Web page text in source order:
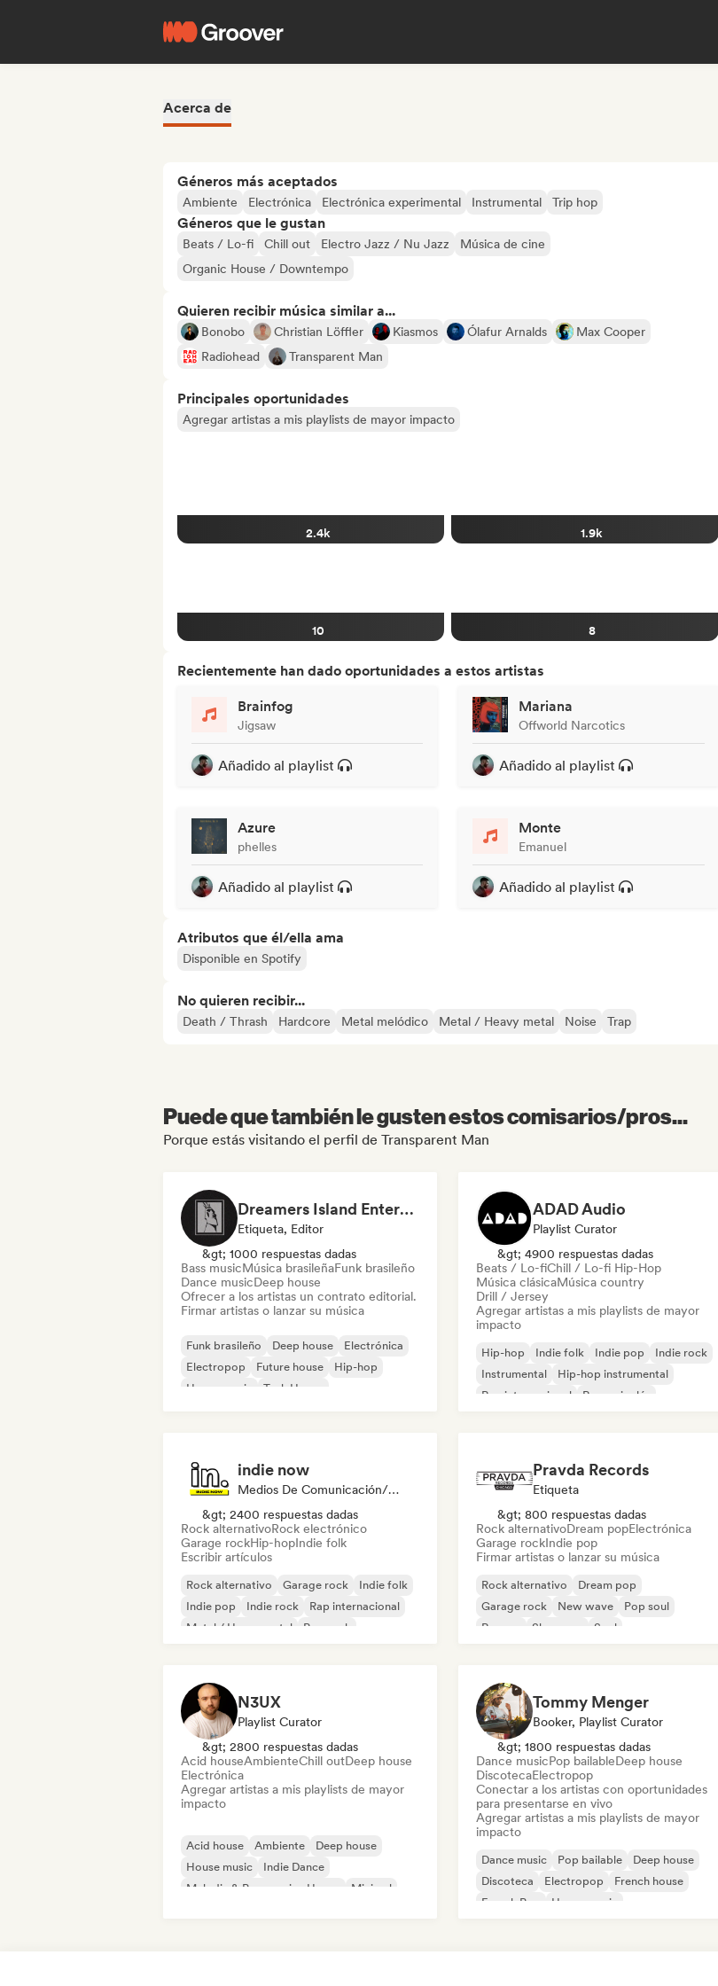
Acerca de
Géneros más aceptados
Ambiente Electrónica Electrónica experimental Instrumental Trip hop
Géneros que le gustan
Beats / Lo-fi Chill out Electro Jazz / Nu Jazz
Música de cine
Organic House / Downtempo
Quieren recibir música similar a...
Bonobo Christian Löffler Kiasmos Ólafur Arnalds
Max Cooper
Radiohead
Transparent Man
Principales oportunidades
Agregar artistas a mis playlists de mayor impacto
2.4k 1.9k
10 8
Recientemente han dado oportunidades a estos artistas
Brainfog
Jigsaw
Añadido al playlist
Mariana
Offworld Narcotics
Añadido al playlist
Azure
phelles
Añadido al playlist
Monte
Emanuel
Añadido al playlist
Atributos que él/ella ama
Disponible en Spotify
No quieren recibir...
Death / Thrash Hardcore Metal melódico Metal / Heavy metal Noise Trap
Puede que también le gusten estos comisarios/pros...
Porque estás visitando el perfil de Transparent Man
Dreamers Island Entertainment
Etiqueta, Editor
&gt; 1000 respuestas dadas
Bass musicMúsica brasileñaFunk brasileño
Dance musicDeep house
Ofrecer a los artistas un contrato editorial.
Firmar artistas o lanzar su música
Funk brasileño Deep house
Electrónica
Electropop
Future house
Hip-hop
House music
Tech House
ADAD Audio
Playlist Curator
&gt; 4900 respuestas dadas
Beats / Lo-fiChill / Lo-fi Hip-Hop
Música clásicaMúsica country
Drill / Jersey
Agregar artistas a mis playlists de mayor
impacto
Hip-hop Indie folk Indie pop
Indie rock
Instrumental
Hip-hop instrumental
Rap internacional
Rap en inglés
indie now
Medios De Comunicación/Periodista
&gt; 2400 respuestas dadas
Rock alternativoRock electrónico
Garage rockHip-hopIndie folk
Escribir artículos
Rock alternativo Garage rock
Indie folk
Indie pop
Indie rock
Rap internacional
Metal / Heavy metal
Pop rock
Pravda Records
Etiqueta
&gt; 800 respuestas dadas
Rock alternativoDream popElectrónica
Garage rockIndie pop
Firmar artistas o lanzar su música
Rock alternativo
Dream pop
Garage rock
New wave
Pop soul
Reggae
Shoegaze Soul
N3UX
Playlist Curator
&gt; 2800 respuestas dadas
Acid houseAmbienteChill outDeep house
Electrónica
Agregar artistas a mis playlists de mayor
impacto
Acid house Ambiente
Deep house
House music
Indie Dance
Melodic & Progressive House
Minimal
Tommy Menger
Booker, Playlist Curator
&gt; 1800 respuestas dadas
Dance musicPop bailableDeep house
DiscotecaElectropop
Conectar a los artistas con oportunidades
para presentarse en vivo
Agregar artistas a mis playlists de mayor
impacto
Dance music Pop bailable
Deep house
Discoteca
Electropop
French house
French Pop
House music